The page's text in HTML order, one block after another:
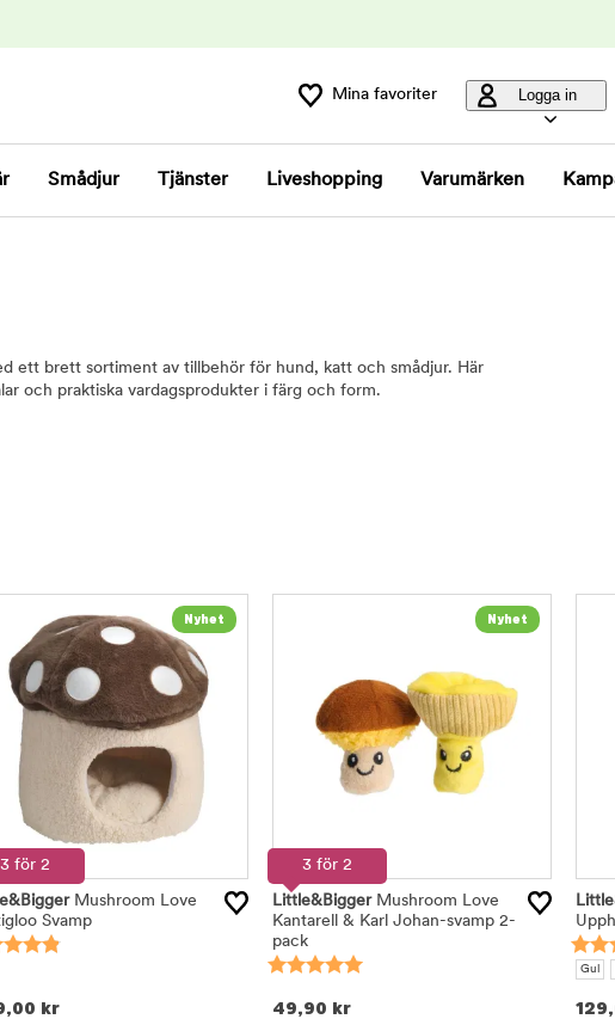
Mina favoriter Logga in
Smådjur Tjänster Liveshopping Varumärken
ett brett sortiment av tillbehör för hund, katt och smådjur. Här
och praktiska vardagsprodukter i färg och form.
3 för 2
Mushroom Love
Svamp
kr
3 för 2
Little&BiggerMushroom Love
Kantarell & Karl Johan-svamp 2-
pack
49,90 kr
Gul